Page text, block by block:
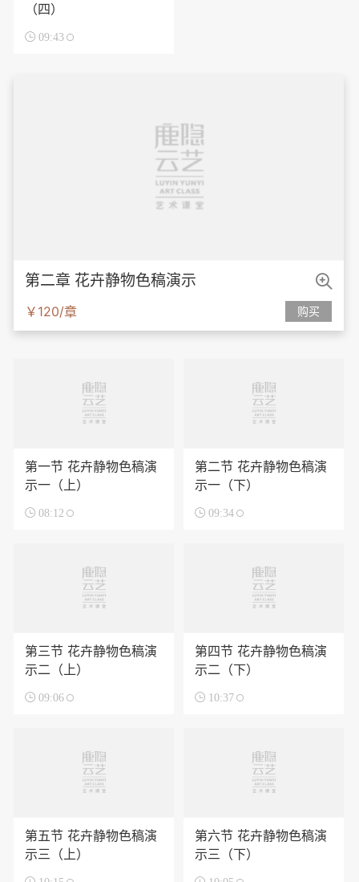
（四）
 09:43
第二章 花卉静物色稿演示
￥120/章 购买

第一节 花卉静物色稿演
示一（上）
 08:12
第二节 花卉静物色稿演
示一（下）
 09:34
第三节 花卉静物色稿演
示二（上）
 09:06
第四节 花卉静物色稿演
示二（下）
 10:37
第五节 花卉静物色稿演
示三（上）
第六节 花卉静物色稿演
示三（下）